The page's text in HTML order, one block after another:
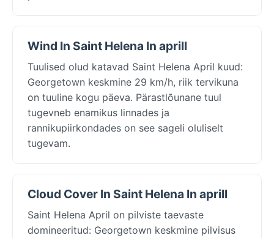
Wind In Saint Helena In aprill
Tuulised olud katavad Saint Helena April kuud:
Georgetown keskmine 29 km/h, riik tervikuna
on tuuline kogu päeva. Pärastlõunane tuul
tugevneb enamikus linnades ja
rannikupiirkondades on see sageli oluliselt
tugevam.
Cloud Cover In Saint Helena In aprill
Saint Helena April on pilviste taevaste
domineeritud: Georgetown keskmine pilvisus